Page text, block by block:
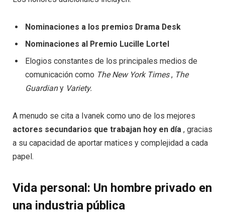
Nominaciones a los premios Drama Desk
Nominaciones al Premio Lucille Lortel
Elogios constantes de los principales medios de
comunicación como The New York Times, The
Guardiany Variety.
A menudo se cita a Ivanek como uno de los mejores
actores secundarios que trabajan hoy en día , gracias
a su capacidad de aportar matices y complejidad a cada
papel.
Vida personal: Un hombre privado en
una industria pública